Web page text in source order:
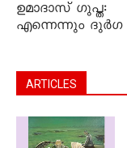
ഉമാദാസ് ഗുപ്ത:
എന്നെന്നും ദുർഗ
ARTICLES